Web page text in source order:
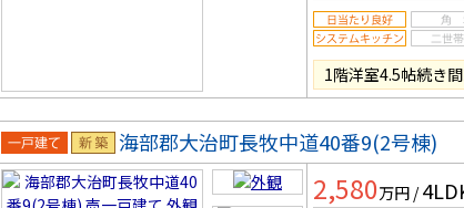
1階洋室4.5帖続き
売一戸建
て
新築
海部郡大治町長牧中道40番9(2号棟)
2,580万円 /